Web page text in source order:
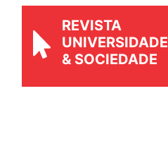
REVISTA
UNIVERSIDADE
& SOCIEDADE